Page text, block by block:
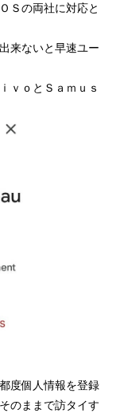
Ｓの両社に対応と
来ないと早速ユー
ｖｏとＳａｍｕｓ
度個人情報を登録
のままで訪タイす